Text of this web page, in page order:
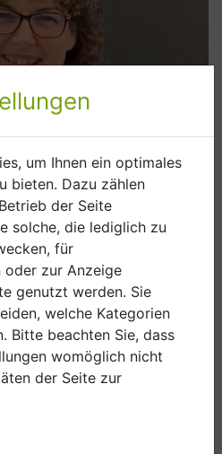
um Ihnen ein optimales
bieten. Dazu zählen
der Seite
solche, die lediglich zu
für
oder zur Anzeige
genutzt werden. Sie
welche Kategorien
Bitte beachten Sie, dass
womöglich nicht
der Seite zur